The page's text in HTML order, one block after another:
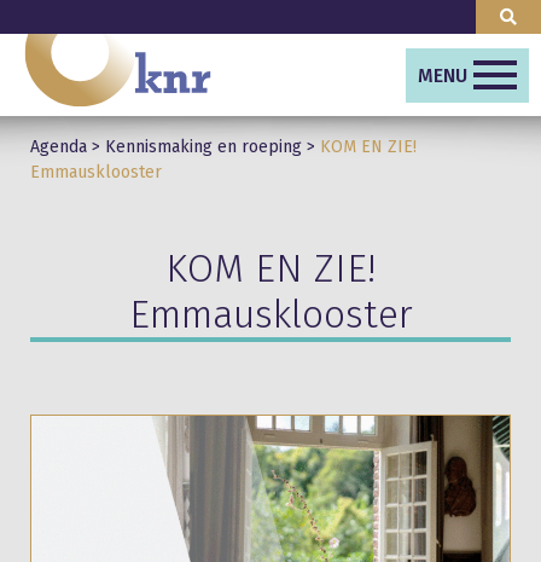
MENU
Agenda > Kennismaking en roeping > KOM EN ZIE!
Emmausklooster
KOM EN ZIE!
Emmausklooster